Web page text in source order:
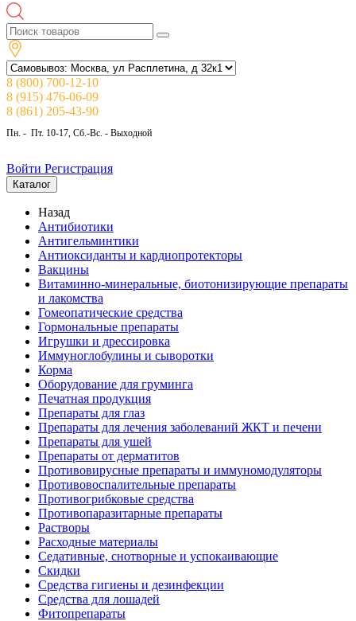
8 (800) 700-12-10
8 (915) 476-06-09
8 (861) 205-43-90
Пн. - Пт. 10-17, Сб.-Вс. - Выходной
Войти Регистрация
Каталог
Назад
Антибиотики
Антигельминтики
Антиоксиданты и кардиопротекторы
Вакцины
Витаминно-минеральные, биотонизирующие препараты
и лакомства
Гомеопатические средства
Гормональные препараты
Игрушки и дрессировка
Иммуноглобулины и сыворотки
Корма
Оборудование для груминга
Печатная продукция
Препараты для глаз
Препараты для лечения заболеваний ЖКТ и печени
Препараты для ушей
Препараты от дерматитов
Противовирусные препараты и иммуномодуляторы
Противовоспалительные препараты
Противогрибковые средства
Противопаразитарные препараты
Растворы
Расходные материалы
Седативные, снотворные и успокаивающие
Скидки
Средства гигиены и дезинфекции
Средства для лошадей
Фитопрепараты